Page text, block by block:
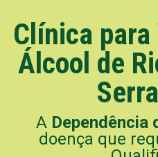
Clínica
Álcool de
A Dependência
doença que